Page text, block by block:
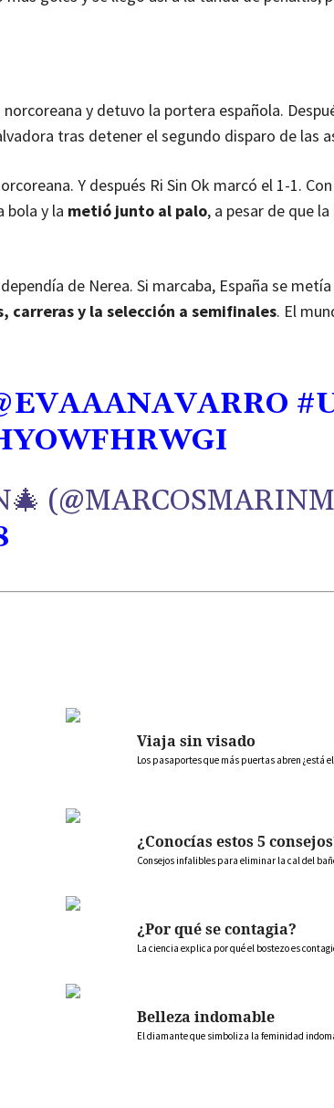
y detuvo la portera española.
tras detener el segundo disparo de las
Y después Ri Sin Ok marcó el 1-1.
bola y la metió junto al palo, a pesar de que
de Nerea. Si marcaba, España se
carreras y la selección a semifinales. El
Viaja sin visado
Los pasaportes que más puertas abren ¿está
¿Conocías estos 5
Consejos infalibles para eliminar la cal del
¿Por qué se contagia?
La ciencia explica por qué el bostezo es
Belleza indomable
El diamante que simboliza la feminidad